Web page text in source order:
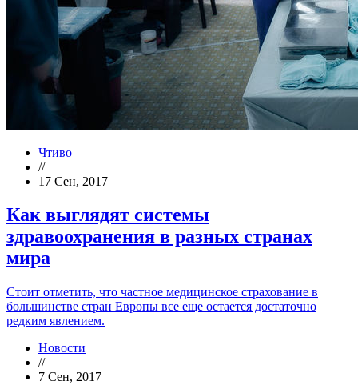
Чтиво
//
17 Сен, 2017
Как выглядят системы
здравоохранения в разных странах
мира
Стоит отметить, что частное медицинское страхование в
большинстве стран Европы все еще остается достаточно
редким явлением.
Новости
//
7 Сен, 2017